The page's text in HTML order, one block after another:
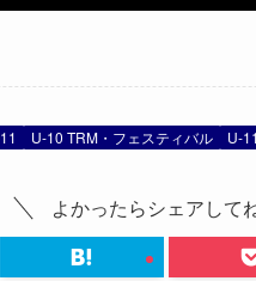
U-10 TRM・フェスティバル U-
よかったらシェアして